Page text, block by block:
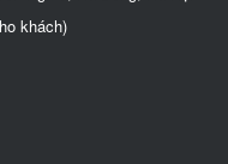
khách)